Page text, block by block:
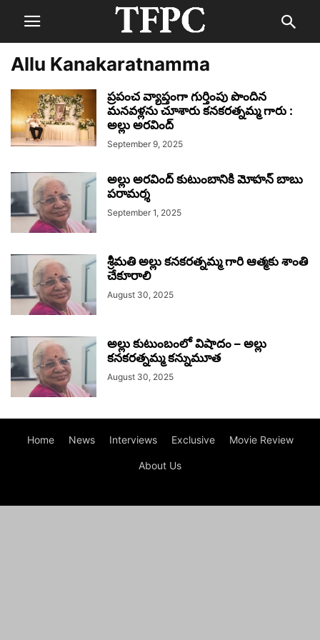
Allu Kanakaratnamma
ప్రపంచ వ్యాప్తంగా గుర్తింపు పొందిన
మనవళ్లను చూశారు కనకరత్నమ్మ గారు :
అల్లు అరవింద్
September 9, 2025
అల్లు అరవింద్ కుటుంబానికి మోహన్ బాబు
పరామర్శ
September 1, 2025
శ్రీమతి అల్లు కనకరత్నమ్మ గారి ఆత్మకు శాంతి
చేకూరాలి
August 30, 2025
అల్లు కుటుంబంలో విషాదం – అల్లు
కనకరత్నమ్మ కన్నుమూత
August 30, 2025
Home News Interviews Exclusive Movie Review
About Us